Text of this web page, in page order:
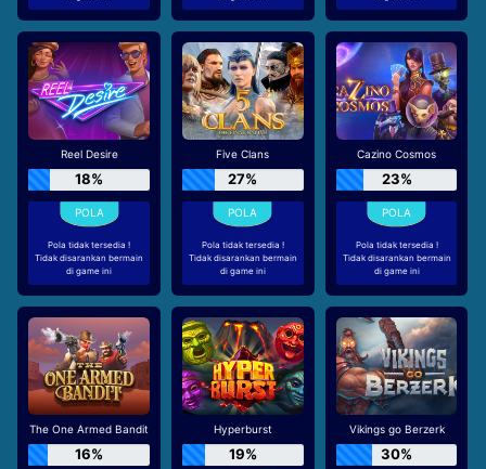
Reel Desire
18%
Pola tidak tersedia !
Tidak disarankan bermain
di game ini
Five Clans
27%
Pola tidak tersedia !
Tidak disarankan bermain
di game ini
Cazino Cosmos
23%
Pola tidak tersedia !
Tidak disarankan bermain
di game ini
The One Armed Bandit
16%
Hyperburst
19%
Vikings go Berzerk
30%